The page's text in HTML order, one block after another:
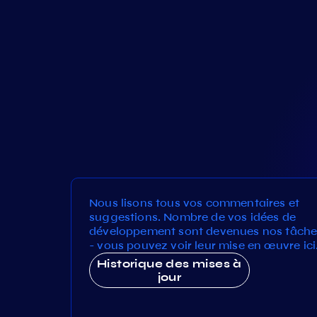
Nous lisons tous vos commentaires et
suggestions. Nombre de vos idées de
développement sont devenues nos
- vous pouvez voir leur mise en œuvre
Historique des mises à
jour